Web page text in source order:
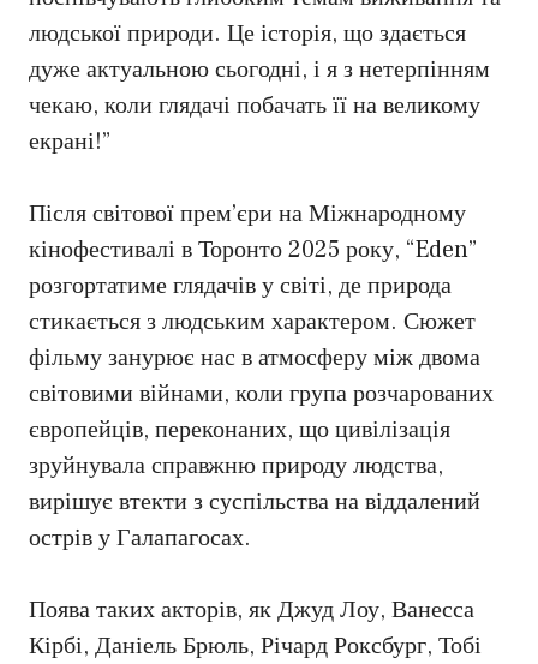
людської природи. Це історія, що здається
дуже актуальною сьогодні, і я з нетерпінням
чекаю, коли глядачі побачать її на великому
екрані!”
Після світової прем’єри на Міжнародному
кінофестивалі в Торонто 2025 року, “Eden”
розгортатиме глядачів у світі, де природа
стикається з людським характером. Сюжет
фільму занурює нас в атмосферу між двома
світовими війнами, коли група розчарованих
європейців, переконаних, що цивілізація
зруйнувала справжню природу людства,
вирішує втекти з суспільства на віддалений
острів у Галапагосах.
Поява таких акторів, як Джуд Лоу, Ванесса
Кірбі, Даніель Брюль, Річард Роксбург, Тобі